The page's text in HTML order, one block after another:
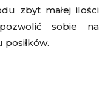
zbyt małej ilości
sobie na